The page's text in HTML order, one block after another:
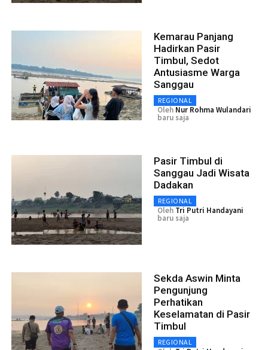
Kemarau Panjang
Hadirkan Pasir
Timbul, Sedot
Antusiasme Warga
Sanggau
REGIONAL
Oleh Nur Rohma Wulandari
baru saja
Pasir Timbul di
Sanggau Jadi Wisata
Dadakan
REGIONAL
Oleh Tri Putri Handayani
baru saja
Sekda Aswin Minta
Pengunjung
Perhatikan
Keselamatan di Pasir
Timbul
REGIONAL